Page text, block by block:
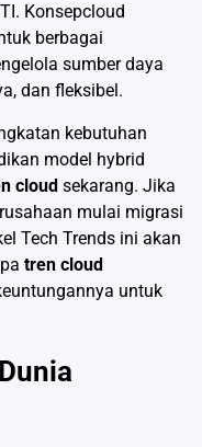
Konsepcloud
berbagai
sumber daya
dan fleksibel.
kebutuhan
model hybrid
cloud sekarang. Jika
mulai migrasi
Tech Trends ini akan
tren cloud
untuk